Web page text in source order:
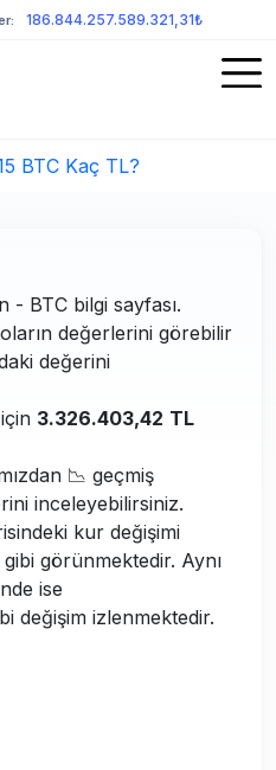
186.844.257.589.321,31₺
BTC Kaç TL?
- BTC bilgi sayfası.
değerlerini görebilir
değerini
3.326.403,42 TL
📉 geçmiş
inceleyebilirsiniz.
kur değişimi
gibi görünmektedir. Aynı
ise
değişim izlenmektedir.